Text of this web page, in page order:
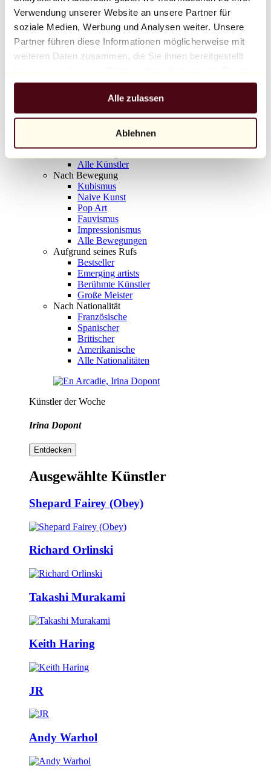
Verwendung unserer Website an unsere Partner für
soziale Medien, Werbung und Analysen weiter. Unsere
Partner führen diese Informationen möglicherweise mit
weiteren Daten zusammen, die Sie ihnen bereitgestellt
gesammelt haben.
Alle zulassen
Ablehnen
Balloon Dog (Orange)
Jeff Koons
10.000 €
Entdecken
Alle Bildhauer
Alle Fotografen
Alle Künstler
Nach Bewegung
Kubismus
Naive Kunst
Pop Art
Fauvismus
Impressionismus
Alle Bewegungen
Aufgrund seines Rufs
Bestseller
Emerging artists
Berühmte Künstler
Große Meister
Nach Nationalität
Französische
Spanischer
Britischer
Amerikanische
Alle Nationalitäten
Künstler der Woche
Irina Dopont
Entdecken
Ausgewählte Künstler
Shepard Fairey (Obey)
Richard Orlinski
Takashi Murakami
Keith Haring
JR
Andy Warhol